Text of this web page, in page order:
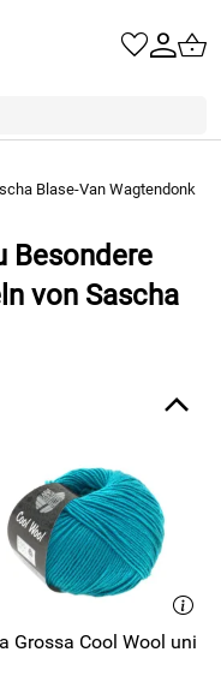
Blase-Van Wagtendonk
Besondere
von Sascha
Grossa Cool Wool uni